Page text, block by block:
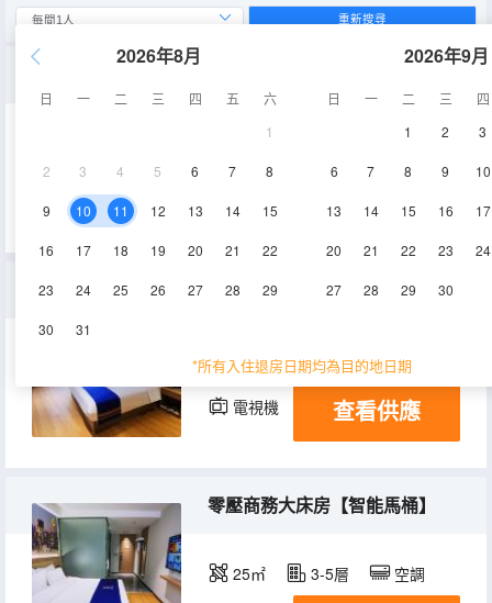
2026年8月
日 一 二 三 四 五
六
1
2 3 4 5 6 7 8
9 10 11 12 13 14 15
16 17 18 19 20 21 22
23 24 25 26 27 28 29
30 31
2026年9月
日 一 二 三
四
1
2 3
6 7 8 9 10
13 14 15 16 17
20 21 22 23 24
27 28 29 30
*所有入住退房日期均為目的地日期
重新搜尋
空調
零壓套房【智能馬桶+智能客控】
65㎡ 3-5層 空調
電視機 查看供應
零壓商務大床房【智能馬桶】
25㎡ 3-5層 空調